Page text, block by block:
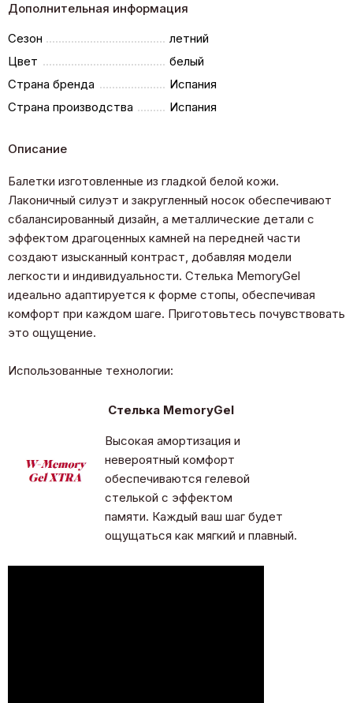
Дополнительная информация
Сезон
летний
Цвет
белый
Страна бренда
Испания
Страна производства
Испания
Описание
Балетки изготовленные из гладкой белой кожи.
Лаконичный силуэт и закругленный носок обеспечивают
сбалансированный дизайн, а металлические детали с
эффектом драгоценных камней на передней части
создают изысканный контраст, добавляя модели
легкости и индивидуальности. Стелька MemoryGel
идеально адаптируется к форме стопы, обеспечивая
комфорт при каждом шаге. Приготовьтесь почувствовать
это ощущение.
Использованные технологии:
Стелька MemoryGel
Высокая амортизация и
невероятный комфорт
обеспечиваются гелевой
стелькой с эффектом
памяти. Каждый ваш шаг будет
ощущаться как мягкий и плавный.